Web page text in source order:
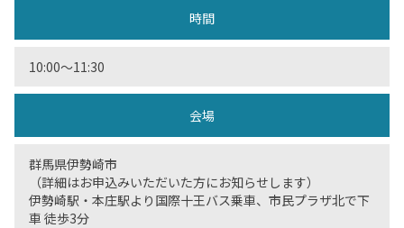
時間
10:00〜11:30
会場
群馬県伊勢崎市
（詳細はお申込みいただいた方にお知らせします）
伊勢崎駅・本庄駅より国際十王バス乗車、市民プラザ北で下
車 徒歩3分